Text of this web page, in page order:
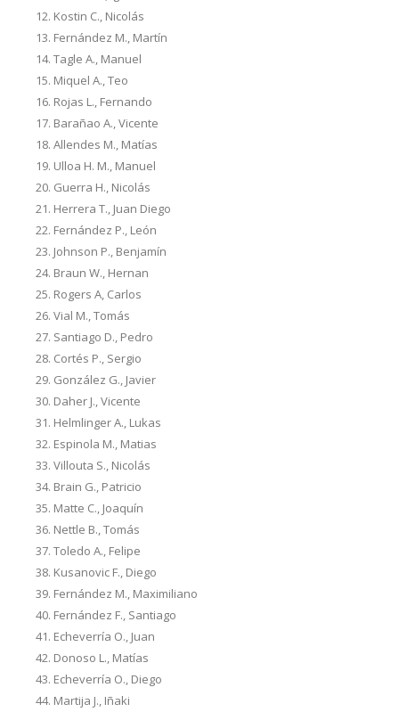
Kostin C., Nicolás
Fernández M., Martín
Tagle A., Manuel
Miquel A., Teo
Rojas L., Fernando
Barañao A., Vicente
Allendes M., Matías
Ulloa H. M., Manuel
Guerra H., Nicolás
Herrera T., Juan Diego
Fernández P., León
Johnson P., Benjamín
Braun W., Hernan
Rogers A, Carlos
Vial M., Tomás
Santiago D., Pedro
Cortés P., Sergio
González G., Javier
Daher J., Vicente
Helmlinger A., Lukas
Espinola M., Matias
Villouta S., Nicolás
Brain G., Patricio
Matte C., Joaquín
Nettle B., Tomás
Toledo A., Felipe
Kusanovic F., Diego
Fernández M., Maximiliano
Fernández F., Santiago
Echeverría O., Juan
Donoso L., Matías
Echeverría O., Diego
Martija J., Iñaki